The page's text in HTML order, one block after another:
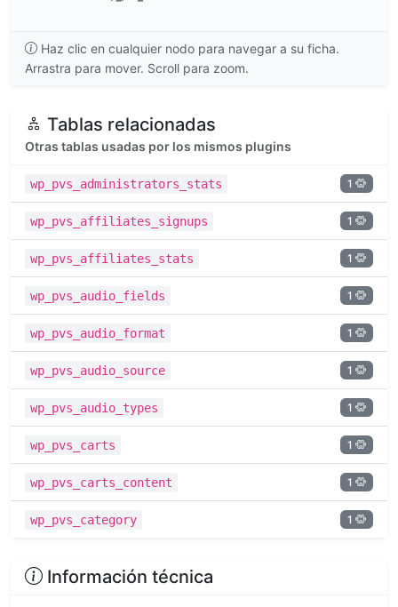
Haz clic en cualquier nodo para navegar a su ficha.
Arrastra para mover. Scroll para zoom.
Tablas relacionadas
Otras tablas usadas por los mismos plugins
wp_pvs_administrators_stats 1
wp_pvs_affiliates_signups 1
wp_pvs_affiliates_stats 1
wp_pvs_audio_fields 1
wp_pvs_audio_format 1
wp_pvs_audio_source 1
wp_pvs_audio_types 1
wp_pvs_carts 1
wp_pvs_carts_content 1
wp_pvs_category 1
Información técnica